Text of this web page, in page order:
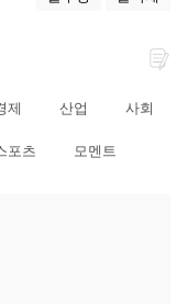
제 산업 사회
포츠 모멘트